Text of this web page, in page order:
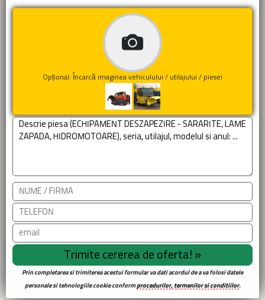
Opțional: Încarcă imaginea vehiculului / utilajului / piesei
Prin completarea si trimiterea acestui formular va dati acordul de a va folosi datele
personale si tehnologiile cookie conformprocedurilor, termenilor si conditiilor.